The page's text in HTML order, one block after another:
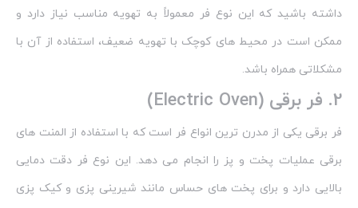
داشته باشید که این نوع فر معمولاً به تهویه مناسب نیاز دارد و
ممکن است در محیط‌ های کوچک با تهویه ضعیف، استفاده از آن با
مشکلاتی همراه باشد.
2. فر برقی (Electric Oven)
فر برقی یکی از مدرن‌ ترین انواع فر است که با استفاده از المنت‌ های
برقی عملیات پخت و پز را انجام می‌ دهد. این نوع فر دقت دمایی
بالایی دارد و برای پخت‌ های حساس مانند شیرینی‌ پزی و کیک‌ پزی